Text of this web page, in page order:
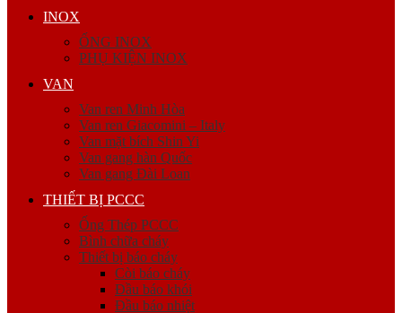
INOX
ỐNG INOX
PHỤ KIỆN INOX
VAN
Van ren Minh Hòa
Van ren Giacomini – Italy
Van mặt bích Shin Yi
Van gang hàn Quốc
Van gang Đài Loan
THIẾT BỊ PCCC
Ống Thép PCCC
Bình chữa cháy
Thiết bị báo cháy
Còi báo cháy
Đầu báo khói
Đầu báo nhiệt